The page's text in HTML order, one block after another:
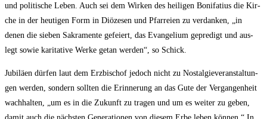
und poli­ti­sche Leben. Auch sei dem Wir­ken des hei­li­gen Boni­fa­ti­us die Kir­
che in der heu­ti­gen Form in Diö­ze­sen und Pfar­rei­en zu ver­dan­ken, „in
denen die sie­ben Sakra­men­te gefei­ert, das Evan­ge­li­um gepre­digt und aus­
legt sowie kari­ta­ti­ve Wer­ke getan wer­den“, so Schick.
Jubi­lä­en dür­fen laut dem Erz­bi­schof jedoch nicht zu Nost­al­gie­ver­an­stal­tun­
gen wer­den, son­dern soll­ten die Erin­ne­rung an das Gute der Ver­gan­gen­heit
wach­hal­ten, „um es in die Zukunft zu tra­gen und um es wei­ter zu geben,